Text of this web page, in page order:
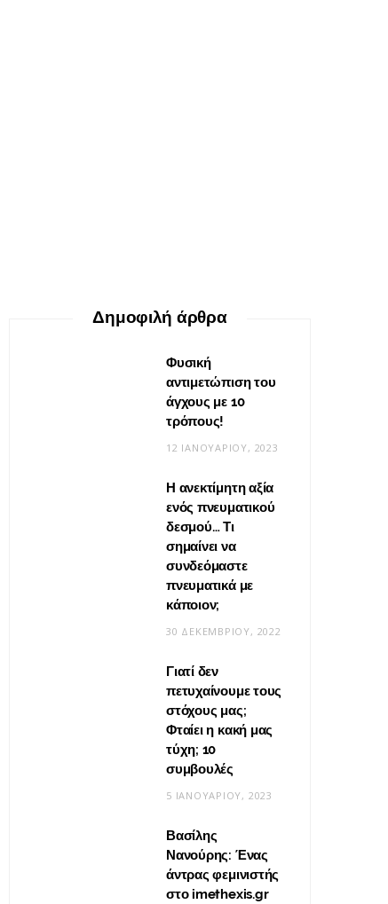
Βίντεο: Μεταμόρφωσε το
φουλάρι σου σε κιμονό
20 ΜΑΪ́ΟΥ, 2026
ΣΧΈΣΕΙΣ
Η φροντίδα δεν είναι «δώσ’ το
Δημοφιλή άρθρα
Φυσική
αντιμετώπιση του
άγχους με 10
τρόπους!
12 ΙΑΝΟΥΑΡΊΟΥ, 2023
Η ανεκτίμητη αξία
ενός πνευματικού
δεσμού… Τι
σημαίνει να
συνδεόμαστε
πνευματικά με
κάποιον;
30 ΔΕΚΕΜΒΡΊΟΥ, 2022
Γιατί δεν
πετυχαίνουμε τους
στόχους μας;
Φταίει η κακή μας
τύχη; 10
συμβουλές
5 ΙΑΝΟΥΑΡΊΟΥ, 2023
Βασίλης
Νανούρης: Ένας
άντρας φεμινιστής
στο imethexis.gr